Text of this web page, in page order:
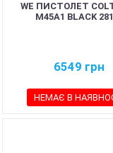
WE ПИСТОЛЕТ
M45A1 BLACK
6549 грн
НЕМАЄ В